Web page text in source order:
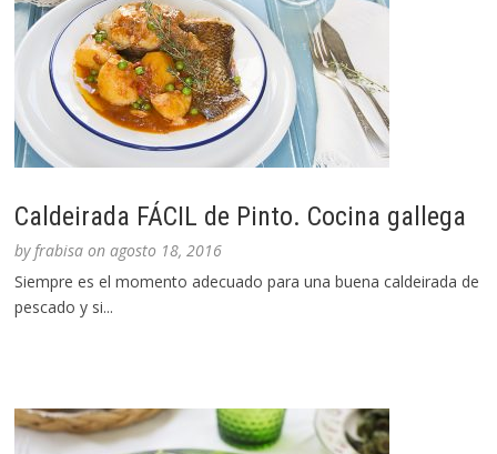
Caldeirada FÁCIL de Pinto. Cocina gallega
byfrabisa onagosto 18, 2016
Siempre es el momento adecuado para una buena caldeirada de
pescado y si...